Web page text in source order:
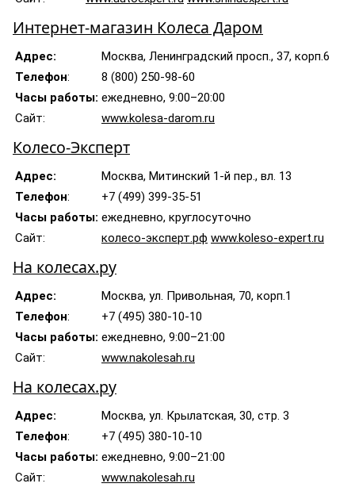
Интернет-магазин Колеса Даром
Адрес:
Москва, Ленинградский просп., 37, корп.6
Телефон:
8 (800) 250-98-60
Часы работы: ежедневно, 9:00–20:00
Сайт:
www.kolesa-darom.ru
Колесо-Эксперт
Адрес:
Москва, Митинский 1-й пер., вл. 13
Телефон:
+7 (499) 399-35-51
Часы работы: ежедневно, круглосуточно
Сайт:
колесо-эксперт.рф www.koleso-expert.ru
На колесах.ру
Адрес:
Москва, ул. Привольная, 70, корп.1
Телефон:
+7 (495) 380-10-10
Часы работы: ежедневно, 9:00–21:00
Сайт:
www.nakolesah.ru
На колесах.ру
Адрес:
Москва, ул. Крылатская, 30, стр. 3
Телефон:
+7 (495) 380-10-10
Часы работы: ежедневно, 9:00–21:00
Сайт:
www.nakolesah.ru